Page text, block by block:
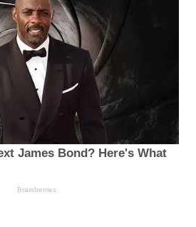
James Bond? Here's What
Brainberries